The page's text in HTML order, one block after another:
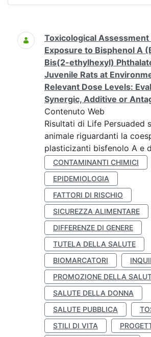
Ricerca
Toxicological Assessment
Exposure to Bisphenol A
Bis(2-ethylhexyl)
Juvenile Rats at
Relevant Dose Levels:
Synergic, Additive or
Contenuto Web
Risultati di Life Persuaded
animale riguardanti la
plasticizanti bisfenolo A e
CONTAMINANTI CHIMICI
EPIDEMIOLOGIA
FATTORI DI RISCHIO
SICUREZZA ALIMENTARE
DIFFERENZE DI GENERE
TUTELA DELLA SALUTE
BIOMARCATORI
PROMOZIONE DELLA
SALUTE DELLA DONNA
SALUTE PUBBLICA
STILI DI VITA